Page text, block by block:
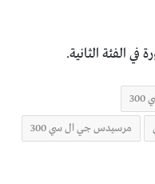
في الفئة الثانية.
مرسيدس جي ال سي 300